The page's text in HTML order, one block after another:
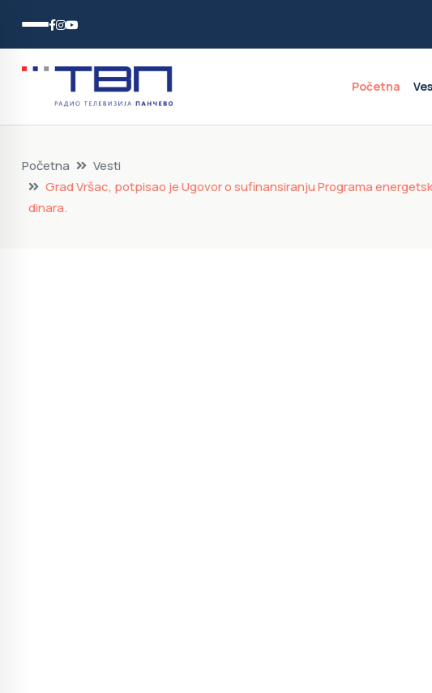
Početna
Početna
Vesti
Grad Vršac, potpisao je Ugovor o sufinansiranju Programa
dinara.